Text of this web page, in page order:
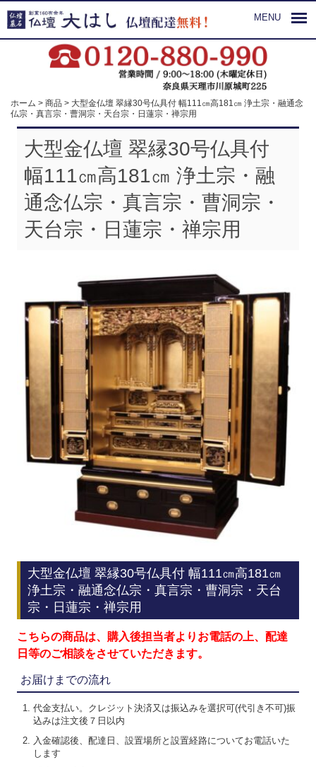
MENU
ホーム > 商品 > 大型金仏壇 翠縁30号仏具付 幅111㎝高181㎝ 浄土宗・融通念
仏宗・真言宗・曹洞宗・天台宗・日蓮宗・禅宗用
大型金仏壇 翠縁30号仏具付
幅111㎝高181㎝ 浄土宗・融
通念仏宗・真言宗・曹洞宗・
天台宗・日蓮宗・禅宗用
大型金仏壇 翠縁30号仏具付 幅111㎝高181㎝
浄土宗・融通念仏宗・真言宗・曹洞宗・天台
宗・日蓮宗・禅宗用
こちらの商品は、購入後担当者よりお電話の上、配達
日等のご相談をさせていただきます。
お届けまでの流れ
代金支払い。クレジット決済又は振込みを選択可(代引き不可)振
込みは注文後７日以内
入金確認後、配達日、設置場所と設置経路についてお電話いた
します